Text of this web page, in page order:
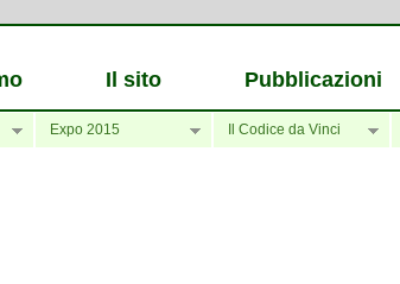
Il sito Pubblicazioni
Expo 2015 Il Codice da Vinci